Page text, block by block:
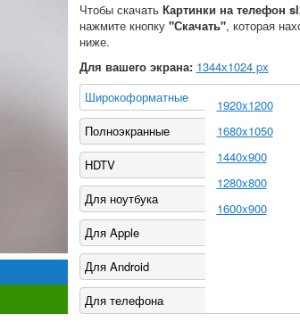
Чтобы скачать Картинки на телефон
нажмите кнопку "Скачать", которая
ниже.
Для вашего экрана: 1344х1024px
Широкоформатные
Полноэкранные
HDTV
Для ноутбука
Для Apple
Для Android
Для телефона
1920x1200
1680x1050
1440x900
1280x800
1600x900